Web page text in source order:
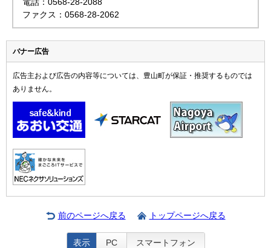
電話：0568-28-2088
ファクス：0568-28-2062
バナー広告
広告主および広告の内容等については、豊山町が保証・推奨するものでは
ありません。
前のページへ戻る トップページへ戻る
表示 PC スマートフォン